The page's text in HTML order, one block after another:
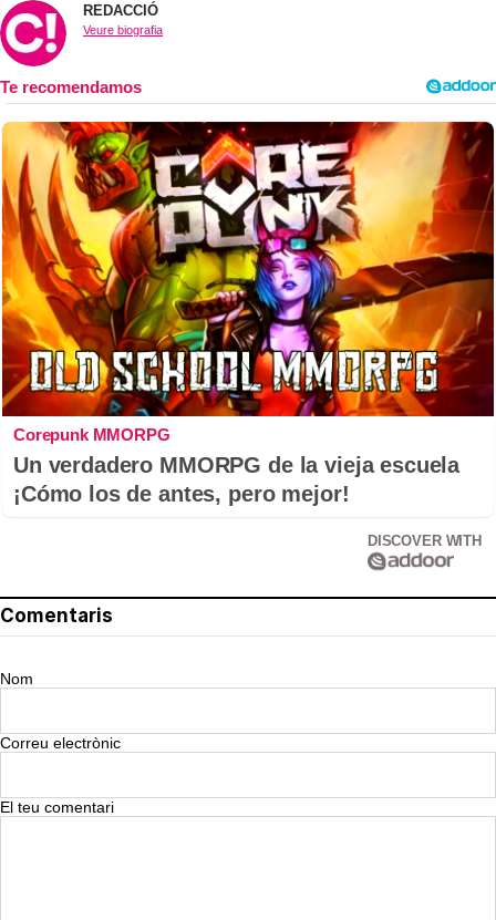
REDACCIÓ
Veure biografia
Corepunk MMORPG
Un verdadero MMORPG de la vieja escuela
¡Cómo los de antes, pero mejor!
DISCOVER WITH
Comentaris
Nom
Correu electrònic
El teu comentari